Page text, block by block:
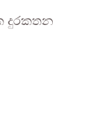
දුරකතන